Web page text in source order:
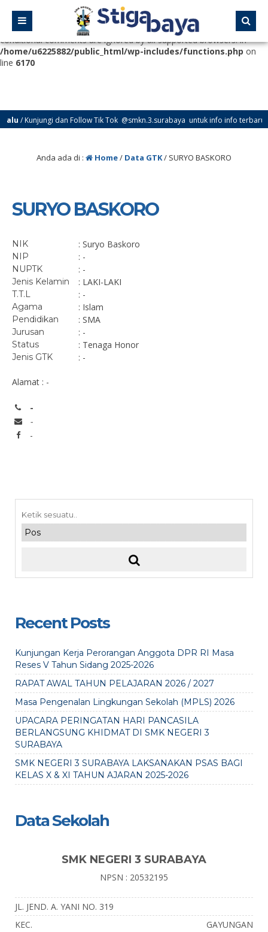
Deprecated
: Function WP_Dependencies->add_data() was called
with an argument that is
deprecated
since version 6.9.0! IE
conditional comments are ignored by all supported browsers. in
/home/u6225882/public_html/wp-includes/functions.php on
line 6170
/ Kunjungi dan Follow Tik Tok @smkn.3.surabaya untuk info info terbaru
Anda ada di : Home/ Data GTK/ SURYO BASKORO
SURYO BASKORO
NIK : Suryo Baskoro
NIP : -
NUPTK : -
Jenis Kelamin : LAKI-LAKI
T.T.L : -
Agama : Islam
Pendidikan : SMA
Jurusan : -
Status : Tenaga Honor
Jenis GTK : -
Alamat : -
-
-
-
Recent Posts
Kunjungan Kerja Perorangan Anggota DPR RI Masa
Reses V Tahun Sidang 2025-2026
RAPAT AWAL TAHUN PELAJARAN 2026 / 2027
Masa Pengenalan Lingkungan Sekolah (MPLS) 2026
UPACARA PERINGATAN HARI PANCASILA
BERLANGSUNG KHIDMAT DI SMK NEGERI 3
SURABAYA
SMK NEGERI 3 SURABAYA LAKSANAKAN PSAS BAGI
KELAS X & XI TAHUN AJARAN 2025-2026
Data Sekolah
SMK NEGERI 3 SURABAYA
NPSN : 20532195
JL. JEND. A. YANI NO. 319
KEC.
GAYUNGAN